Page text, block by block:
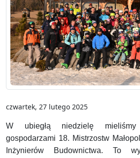
czwartek, 27 lutego 2025
W ubiegłą niedzielę
gospodarzami 18. Mistrzostw
Inżynierów Budownictwa. To